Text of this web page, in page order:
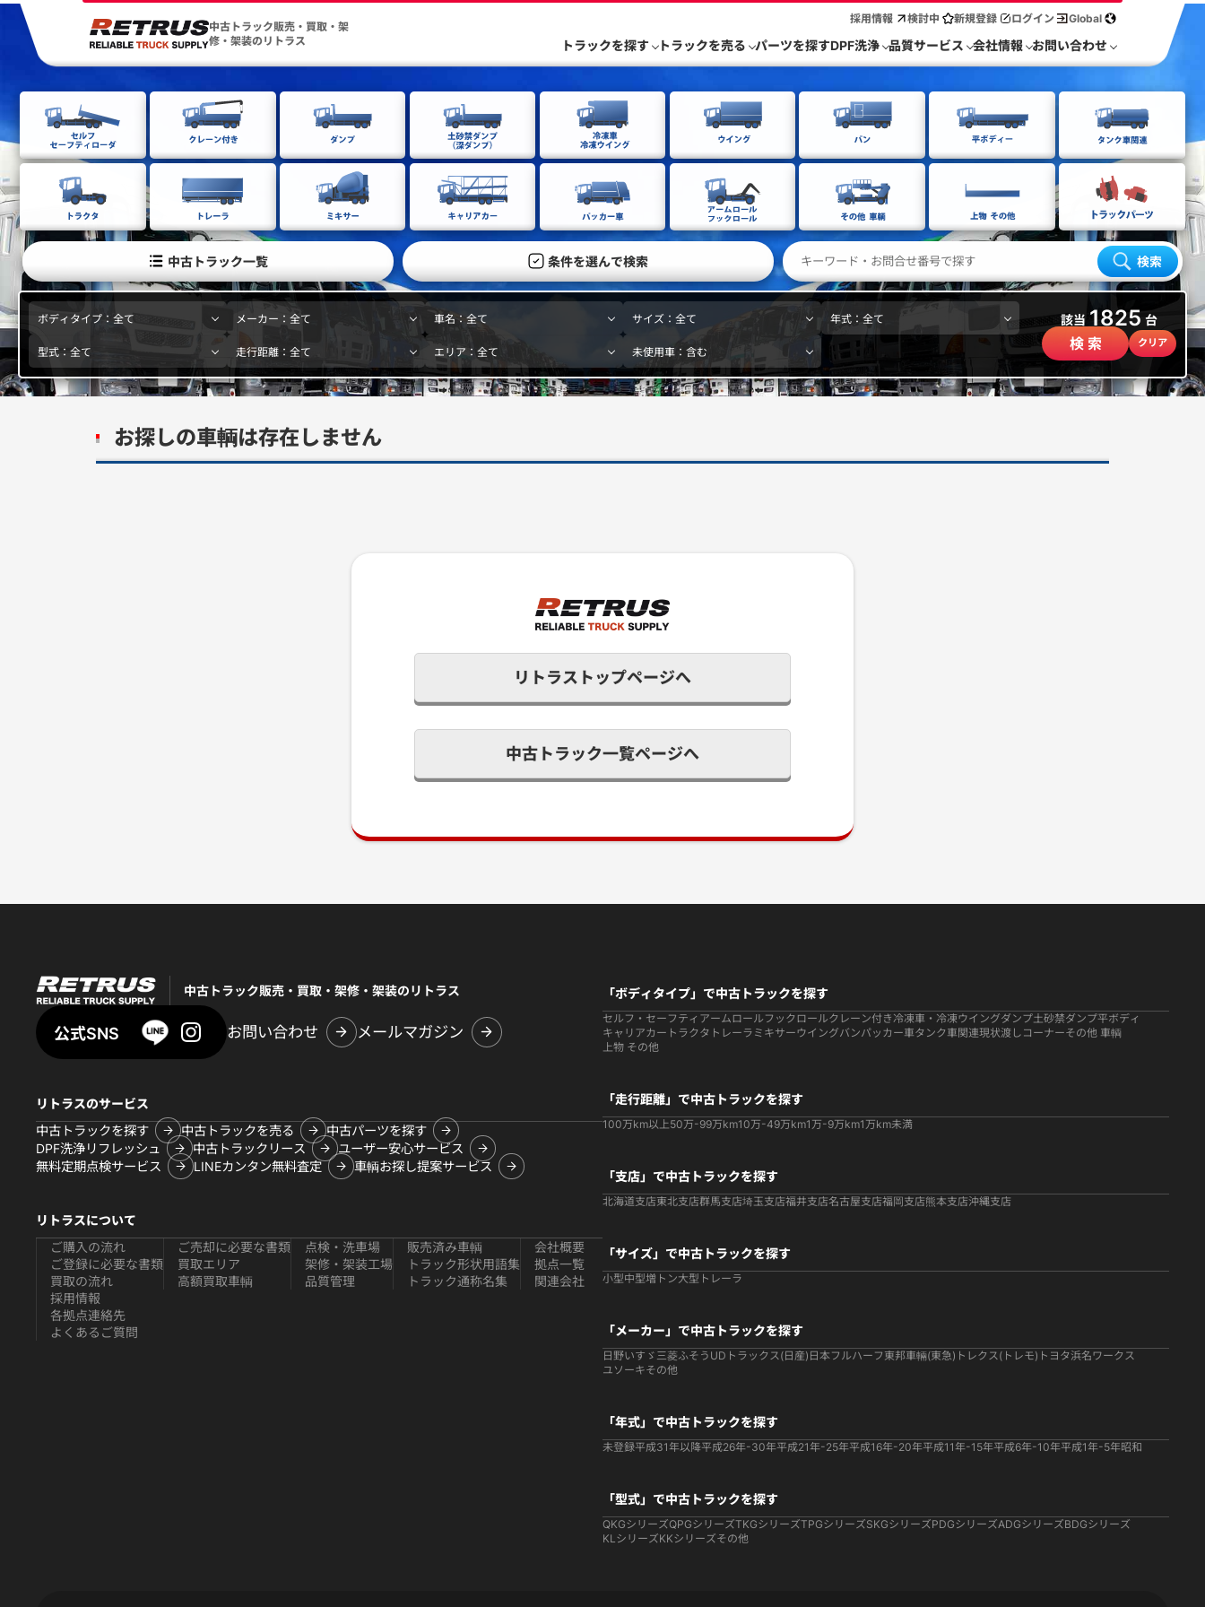
中古トラック販売・買取・架
修・架装のリトラス
採用情報 検討中 新規登録 ログイン Global
トラックを探す トラックを売る パーツを探すDPF洗浄 品質サービス 会社情報 お問い合わせ
中古トラック一覧 条件を選んで検索 検索
該当 1825 台
検 索 クリア
お探しの車輌は存在しません
リトラストップページへ
中古トラック一覧ページへ
中古トラック販売・買取・架修・架装のリトラス
公式SNS お問い合わせ メールマガジン
リトラスのサービス
中古トラックを探す
中古トラックを売る
中古パーツを探す
DPF洗浄リフレッシュ
中古トラックリース
ユーザー安心サービス
無料定期点検サービス
LINEカンタン無料査定 車輌お探し提案サービス
リトラスについて
ご購入の流れ
ご登録に必要な書類
買取の流れ
ご売却に必要な書類
買取エリア
高額買取車輌
点検・洗車場
架修・架装工場
品質管理
販売済み車輌
トラック形状用語集
トラック通称名集
会社概要
拠点一覧
関連会社
採用情報
各拠点連絡先
よくあるご質問
「ボディタイプ」で中古トラックを探す
セルフ・セーフティ アームロールフックロールクレーン付き 冷凍車・冷凍ウイングダンプ土砂禁ダンプ平ボディ
キャリアカー トラクタ トレーラ ミキサーウイングバンパッカー車タンク車関連現状渡しコーナーその他 車輌
上物 その他
「走行距離」で中古トラックを探す
100万km以上50万-99万km10万-49万km1万-9万km1万km未満
「支店」で中古トラックを探す
北海道支店東北支店群馬支店埼玉支店福井支店名古屋支店福岡支店熊本支店沖縄支店
「サイズ」で中古トラックを探す
小型中型増トン大型 トレーラ
「メーカー」で中古トラックを探す
日野いすゞ 三菱ふそう UDトラックス(日産) 日本フルハーフ 東邦車輛(東急) トレクス(トレモ) トヨタ浜名ワークス
ユソーキその他
「年式」で中古トラックを探す
未登録平成31年以降平成26年-30年平成21年-25年平成16年-20年平成11年-15年平成6年-10年平成1年-5年昭和
「型式」で中古トラックを探す
QKGシリーズQPGシリーズTKGシリーズTPGシリーズSKGシリーズPDGシリーズADGシリーズBDGシリーズ
KLシリーズKKシリーズその他